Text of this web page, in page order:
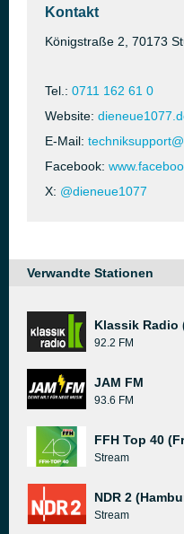
Kontakt
Königstraße 2, 70173
Tel.: 0711 162 61 0
Website:
E-Mail:
Facebook:
X: @dieneue1077
Verwandte Stationen
Klassik Radio
92.2 FM
JAM FM
93.6 FM
FFH Top 40
Stream
NDR 2
Stream